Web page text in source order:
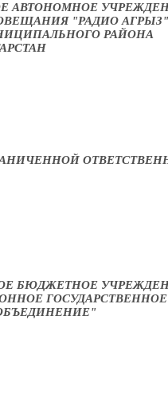
АВТОНОМНОЕ
"РАДИО АГРЫЗ"
РАЙОНА
БЮДЖЕТНОЕ
ГОСУДАРСТВЕННОЕ